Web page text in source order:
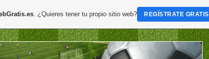
. ¿Quieres tener tu propio sitio web? REGÍSTRATE GRATIS